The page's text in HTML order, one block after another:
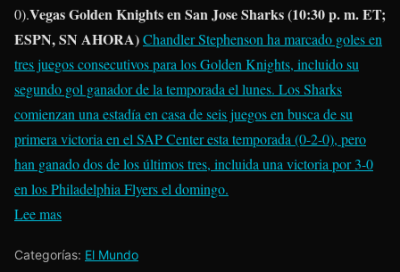
0).Vegas Golden Knights en San Jose Sharks (10:30 p. m. ET;
ESPN, SN AHORA)Chandler Stephenson ha marcado goles en
tres juegos consecutivos para los Golden Knights, incluido su
segundo gol ganador de la temporada el lunes. Los Sharks
comienzan una estadía en casa de seis juegos en busca de su
primera victoria en el SAP Center esta temporada (0-2-0), pero
han ganado dos de los últimos tres, incluida una victoria por 3-0
en los Philadelphia Flyers el domingo.
Lee mas
Categorías: El Mundo